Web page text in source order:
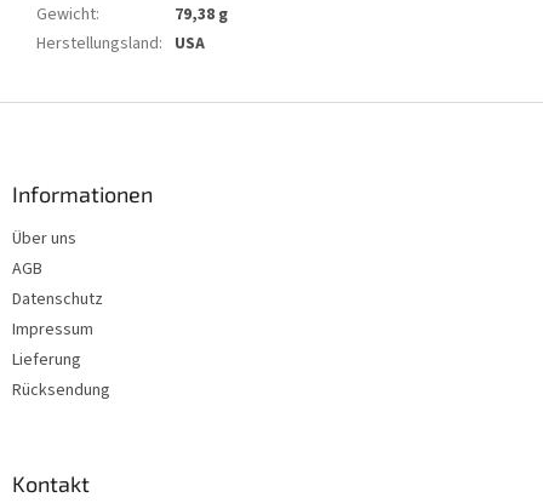
Gewicht:
79,38 g
Herstellungsland: USA
Informationen
Über uns
AGB
Datenschutz
Impressum
Lieferung
Rücksendung
Kontakt